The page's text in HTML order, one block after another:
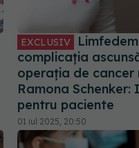
EXCLUSIV
complicația
operația de cancer
Ramona
pentru paciente
01 iul 2025, 20:50